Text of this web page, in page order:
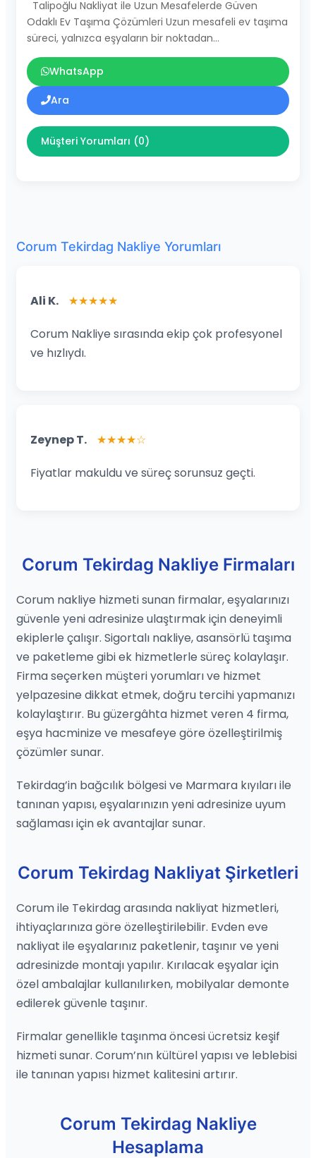
Talipoğlu Nakliyat ile Uzun Mesafelerde Güven
Odaklı Ev Taşıma Çözümleri Uzun mesafeli ev taşıma
süreci, yalnızca eşyaların bir noktadan…
WhatsApp
Ara
Müşteri Yorumları (0)
Corum Tekirdag Nakliye Yorumları
Ali K. ★★★★★
Corum Nakliye sırasında ekip çok profesyonel
ve hızlıydı.
Zeynep T. ★★★★☆
Fiyatlar makuldu ve süreç sorunsuz geçti.
Corum Tekirdag Nakliye Firmaları
Corum nakliye hizmeti sunan firmalar, eşyalarınızı
güvenle yeni adresinize ulaştırmak için deneyimli
ekiplerle çalışır. Sigortalı nakliye, asansörlü taşıma
ve paketleme gibi ek hizmetlerle süreç kolaylaşır.
Firma seçerken müşteri yorumları ve hizmet
yelpazesine dikkat etmek, doğru tercihi yapmanızı
kolaylaştırır. Bu güzergâhta hizmet veren 4 firma,
eşya hacminize ve mesafeye göre özelleştirilmiş
çözümler sunar.
Tekirdag’in bağcılık bölgesi ve Marmara kıyıları ile
tanınan yapısı, eşyalarınızın yeni adresinize uyum
sağlaması için ek avantajlar sunar.
Corum Tekirdag Nakliyat Şirketleri
Corum ile Tekirdag arasında nakliyat hizmetleri,
ihtiyaçlarınıza göre özelleştirilebilir. Evden eve
nakliyat ile eşyalarınız paketlenir, taşınır ve yeni
adresinizde montajı yapılır. Kırılacak eşyalar için
özel ambalajlar kullanılırken, mobilyalar demonte
edilerek güvenle taşınır.
Firmalar genellikle taşınma öncesi ücretsiz keşif
hizmeti sunar. Corum’nın kültürel yapısı ve leblebisi
ile tanınan yapısı hizmet kalitesini artırır.
Corum Tekirdag Nakliye
Hesaplama